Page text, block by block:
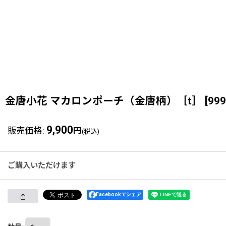
金唐小花 マカロンポーチ（金唐柄）［t］
販売価格: 9,900 円 (税込)
ご購入いただけます
Facebookでシェア